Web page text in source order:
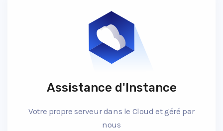
Assistance d'Instance
Votre propre serveur dans le Cloud et géré par
nous